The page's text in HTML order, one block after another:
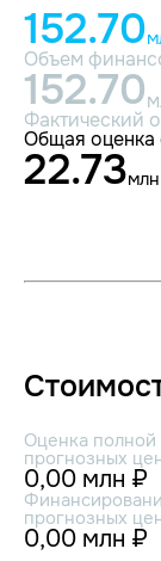
152.70
Объем
152.70
Фактический
Общая оценка
22.73
Оценка полной
прогнозных
0,00 млн ₽
прогнозных
0,00 млн ₽